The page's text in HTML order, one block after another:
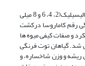
در این تحقیق اثر مه پاشی پنج غلظت اسید سالیسیلیک(2، 4، 6 و 8 میلی
رقم کاماروسا درکشت
و صفات کیفی میوه ها
شد. گیاهان توت فرنگی
ریشه و وزن شاخساره، و